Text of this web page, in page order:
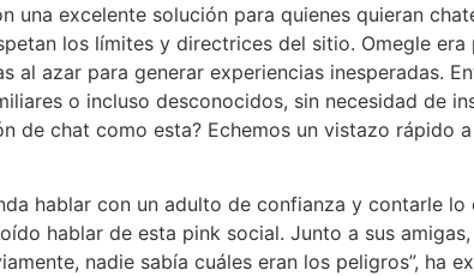
una excelente solución para quienes quieran
los límites y directrices del sitio. Omegle
al azar para generar experiencias inesperadas.
o incluso desconocidos, sin necesidad de
de chat como esta? Echemos un vistazo rápido
hablar con un adulto de confianza y contarle
hablar de esta pink social. Junto a sus
nadie sabía cuáles eran los peligros”, ha